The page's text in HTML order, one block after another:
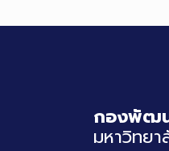
กองพัฒ
มหาวิทย